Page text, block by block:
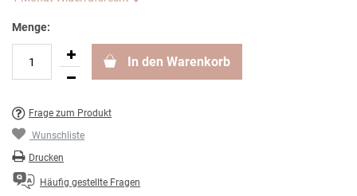
Menge:
In den Warenkorb
Frage zum Produkt
Wunschliste
Drucken
Häufig gestellte Fragen